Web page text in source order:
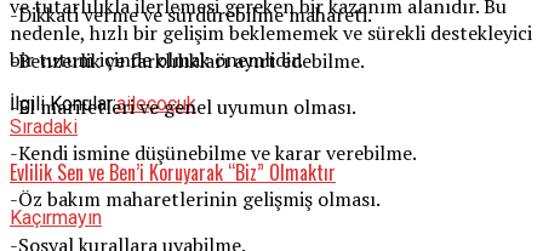
ve tutarlılıkla ilerlemesi gereken bir kazanım alanıdır. Bu
nedenle, hızlı bir gelişim beklememek ve sürekli destekleyici
bir tutum içinde olmak önemlidir.
İlgili Konular:aileçoçuk
Sıradaki
Evlilik Sen ve Ben’i Koruyarak “Biz” Olmaktır
Kaçırmayın
-Dikkati verme ve sürdürebilme mahareti.
-Benzerlik ve farklılıkları ayırt edebilme.
-El marifetleri ve genel uyumun olması.
-Kendi ismine düşünebilme ve karar verebilme.
-Öz bakım maharetlerinin gelişmiş olması.
-Sosyal kurallara uyabilme.